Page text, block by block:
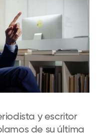
y escritor
de su última